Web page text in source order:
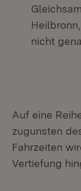
nicht
Auf eine
zugunsten
Fahrzeiten
Vertiefung